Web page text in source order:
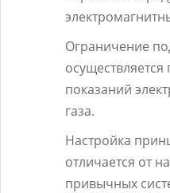
Ограничение
показаний
газа.
Настройка
отличается от
привычных